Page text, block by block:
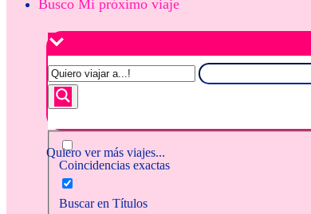
Busco Mi próximo viaje
Quiero ver más viajes...
Coincidencias exactas
Buscar en Títulos